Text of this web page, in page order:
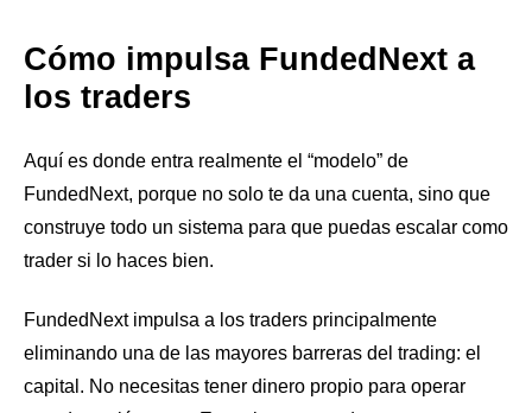
Cómo impulsa FundedNext a
los traders
Aquí es donde entra realmente el “modelo” de
FundedNext, porque no solo te da una cuenta, sino que
construye todo un sistema para que puedas escalar como
trader si lo haces bien.
FundedNext impulsa a los traders principalmente
eliminando una de las mayores barreras del trading: el
capital. No necesitas tener dinero propio para operar